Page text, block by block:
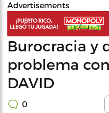
Advertisements
Burocracia y
problema
DAVID
0